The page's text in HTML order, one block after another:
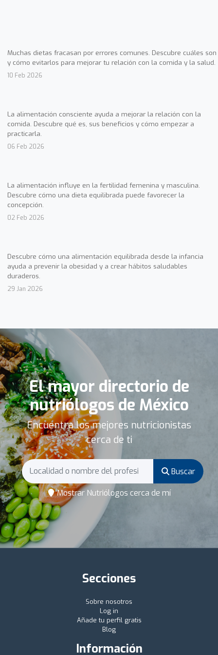
Muchas dietas fracasan por errores comunes. Descubre cuáles son
y cómo evitarlos para mejorar tu relación con la comida y la salud.
10 Feb 2026
La alimentación consciente ayuda a mejorar la relación con la
comida. Descubre qué es, sus beneficios y cómo empezar a
practicarla.
06 Feb 2026
La alimentación influye en la fertilidad femenina y masculina.
Descubre cómo una dieta equilibrada puede favorecer la
concepción.
02 Feb 2026
Descubre cómo una alimentación equilibrada desde la infancia
ayuda a prevenir la obesidad y a crear hábitos saludables
duraderos.
29 Jan 2026
El mayor directorio de
nutriólogos de México
Encuentra los mejores nutricionistas
cerca de ti
Buscar
Mostrar Nutriólogos cerca de mí
Secciones
Sobre nosotros
Log in
Añade tu perfil gratis
Blog
Información